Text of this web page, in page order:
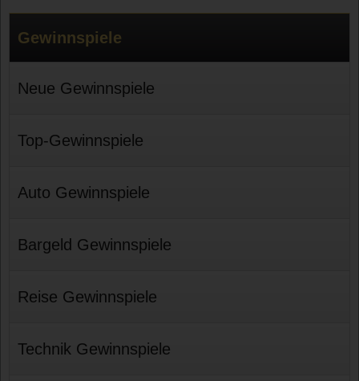
Gewinnspiele
Neue Gewinnspiele
Top-Gewinnspiele
Auto Gewinnspiele
Bargeld Gewinnspiele
Reise Gewinnspiele
Technik Gewinnspiele